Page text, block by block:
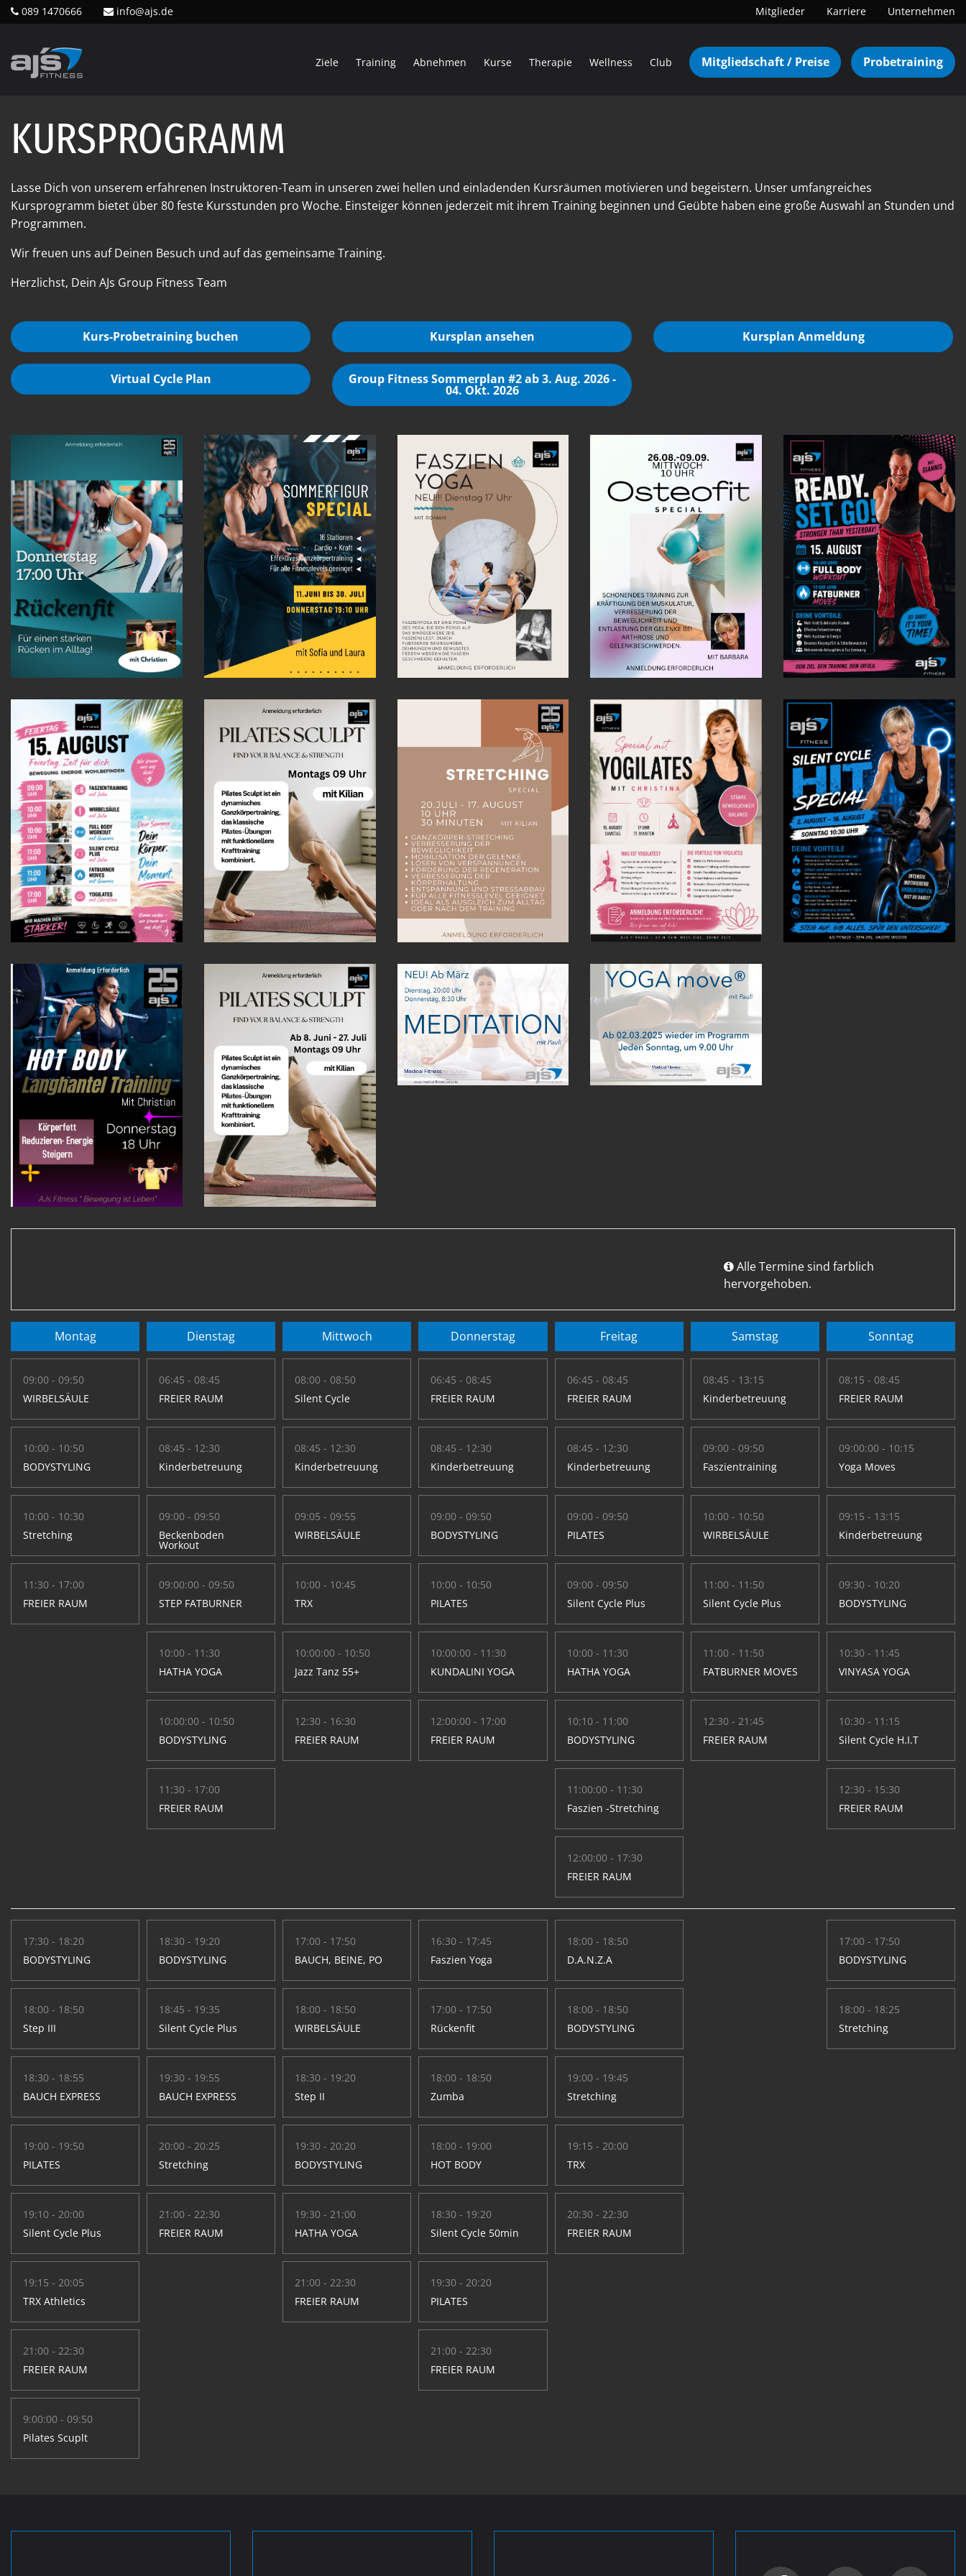
089 1470666 info@ajs.de Mitglieder Karriere Unternehmen
Ziele Training Abnehmen Kurse Therapie Wellness Club Mitgliedschaft / Preise Probetraining
KURSPROGRAMM
Lasse Dich von unserem erfahrenen Instruktoren-Team in unseren zwei hellen und einladenden Kursräumen motivieren und begeistern. Unser umfangreiches
Kursprogramm bietet über 80 feste Kursstunden pro Woche. Einsteiger können jederzeit mit ihrem Training beginnen und Geübte haben eine große Auswahl an Stunden und
Programmen.
Wir freuen uns auf Deinen Besuch und auf das gemeinsame Training.
Herzlichst, Dein AJs Group Fitness Team
Kurs-Probetraining buchen Kursplan ansehen Kursplan Anmeldung
Virtual Cycle Plan Group Fitness Sommerplan #2 ab 3. Aug. 2026 -
04. Okt. 2026
Alle Termine sind farblich
hervorgehoben.
Montag
09:00 - 09:50
WIRBELSÄULE
10:00 - 10:50
BODYSTYLING
10:00 - 10:30
Stretching
11:30 - 17:00
FREIER RAUM
Dienstag
06:45 - 08:45
FREIER RAUM
08:45 - 12:30
Kinderbetreuung
09:00 - 09:50
Beckenboden
Workout
09:00:00 - 09:50
STEP FATBURNER
10:00 - 11:30
HATHA YOGA
10:00:00 - 10:50
BODYSTYLING
11:30 - 17:00
FREIER RAUM
Mittwoch
08:00 - 08:50
Silent Cycle
08:45 - 12:30
Kinderbetreuung
09:05 - 09:55
WIRBELSÄULE
10:00 - 10:45
TRX
10:00:00 - 10:50
Jazz Tanz 55+
12:30 - 16:30
FREIER RAUM
Donnerstag
06:45 - 08:45
FREIER RAUM
08:45 - 12:30
Kinderbetreuung
09:00 - 09:50
BODYSTYLING
10:00 - 10:50
PILATES
10:00:00 - 11:30
KUNDALINI YOGA
12:00:00 - 17:00
FREIER RAUM
Freitag
06:45 - 08:45
FREIER RAUM
08:45 - 12:30
Kinderbetreuung
09:00 - 09:50
PILATES
09:00 - 09:50
Silent Cycle Plus
10:00 - 11:30
HATHA YOGA
10:10 - 11:00
BODYSTYLING
11:00:00 - 11:30
Faszien -Stretching
12:00:00 - 17:30
FREIER RAUM
Samstag
08:45 - 13:15
Kinderbetreuung
09:00 - 09:50
Faszientraining
10:00 - 10:50
WIRBELSÄULE
11:00 - 11:50
Silent Cycle Plus
11:00 - 11:50
FATBURNER MOVES
12:30 - 21:45
FREIER RAUM
Sonntag
08:15 - 08:45
FREIER RAUM
09:00:00 - 10:15
Yoga Moves
09:15 - 13:15
Kinderbetreuung
09:30 - 10:20
BODYSTYLING
10:30 - 11:45
VINYASA YOGA
10:30 - 11:15
Silent Cycle H.I.T
12:30 - 15:30
FREIER RAUM
17:30 - 18:20
BODYSTYLING
18:00 - 18:50
Step III
18:30 - 18:55
BAUCH EXPRESS
19:00 - 19:50
PILATES
19:10 - 20:00
Silent Cycle Plus
19:15 - 20:05
TRX Athletics
21:00 - 22:30
FREIER RAUM
9:00:00 - 09:50
Pilates Scuplt
18:30 - 19:20
BODYSTYLING
18:45 - 19:35
Silent Cycle Plus
19:30 - 19:55
BAUCH EXPRESS
20:00 - 20:25
Stretching
21:00 - 22:30
FREIER RAUM
17:00 - 17:50
BAUCH, BEINE, PO
18:00 - 18:50
WIRBELSÄULE
18:30 - 19:20
Step II
19:30 - 20:20
BODYSTYLING
19:30 - 21:00
HATHA YOGA
21:00 - 22:30
FREIER RAUM
16:30 - 17:45
Faszien Yoga
17:00 - 17:50
Rückenfit
18:00 - 18:50
Zumba
18:00 - 19:00
HOT BODY
18:30 - 19:20
Silent Cycle 50min
19:30 - 20:20
PILATES
21:00 - 22:30
FREIER RAUM
18:00 - 18:50
D.A.N.Z.A
18:00 - 18:50
BODYSTYLING
19:00 - 19:45
Stretching
19:15 - 20:00
TRX
20:30 - 22:30
FREIER RAUM
17:00 - 17:50
BODYSTYLING
18:00 - 18:25
Stretching